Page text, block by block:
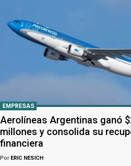
EMPRESAS
Aerolíneas Argentinas ganó
millones y consolida su
financiera
Por ERIC NESICH